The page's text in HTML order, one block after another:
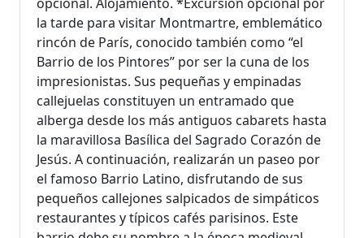
la tarde para visitar Montmartre, emblemático
rincón de París, conocido también como “el
Barrio de los Pintores” por ser la cuna de los
impresionistas. Sus pequeñas y empinadas
callejuelas constituyen un entramado que
alberga desde los más antiguos cabarets hasta
la maravillosa Basílica del Sagrado Corazón de
Jesús. A continuación, realizarán un paseo por
el famoso Barrio Latino, disfrutando de sus
pequeños callejones salpicados de simpáticos
restaurantes y típicos cafés parisinos. Este